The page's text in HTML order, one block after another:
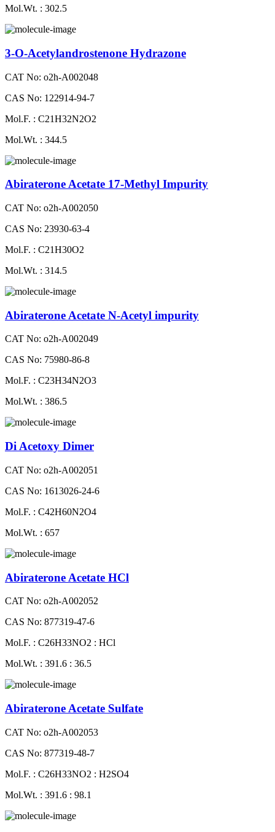
Mol.Wt. : 302.5
3-O-Acetylandrostenone Hydrazone
CAT No: o2h-A002048
CAS No: 122914-94-7
Mol.F. : C21H32N2O2
Mol.Wt. : 344.5
Abiraterone Acetate 17-Methyl Impurity
CAT No: o2h-A002050
CAS No: 23930-63-4
Mol.F. : C21H30O2
Mol.Wt. : 314.5
Abiraterone Acetate N-Acetyl impurity
CAT No: o2h-A002049
CAS No: 75980-86-8
Mol.F. : C23H34N2O3
Mol.Wt. : 386.5
Di Acetoxy Dimer
CAT No: o2h-A002051
CAS No: 1613026-24-6
Mol.F. : C42H60N2O4
Mol.Wt. : 657
Abiraterone Acetate HCl
CAT No: o2h-A002052
CAS No: 877319-47-6
Mol.F. : C26H33NO2 : HCl
Mol.Wt. : 391.6 : 36.5
Abiraterone Acetate Sulfate
CAT No: o2h-A002053
CAS No: 877319-48-7
Mol.F. : C26H33NO2 : H2SO4
Mol.Wt. : 391.6 : 98.1